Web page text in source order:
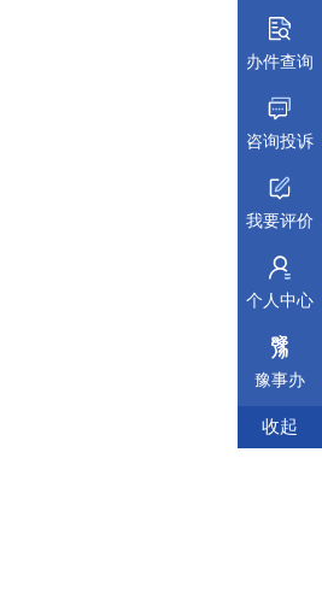
查看依据
办件查询
咨询投诉
我要评价
个人中心
豫事办
收起